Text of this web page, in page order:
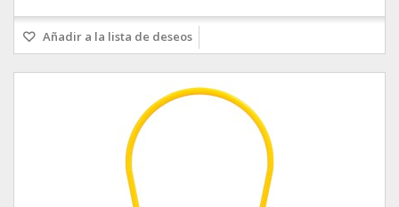
Añadir a la lista de deseos